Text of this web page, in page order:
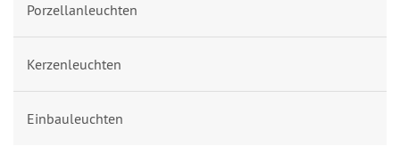
Porzellanleuchten
Kerzenleuchten
Einbauleuchten